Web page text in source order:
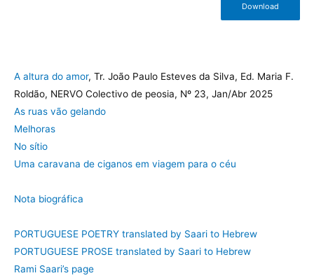
Download
A altura do amor, Tr. João Paulo Esteves da Silva, Ed. Maria F.
Roldão, NERVO Colectivo de peosia, Nº 23, Jan/Abr 2025
As ruas vão gelando
Melhoras
No sítio
Uma caravana de ciganos em viagem para o céu
Nota biográfica
PORTUGUESE POETRY translated by Saari to Hebrew
PORTUGUESE PROSE translated by Saari to Hebrew
Rami Saari’s page